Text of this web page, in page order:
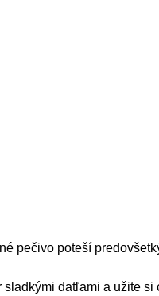
pečivo poteší
sladkými datľami a užite